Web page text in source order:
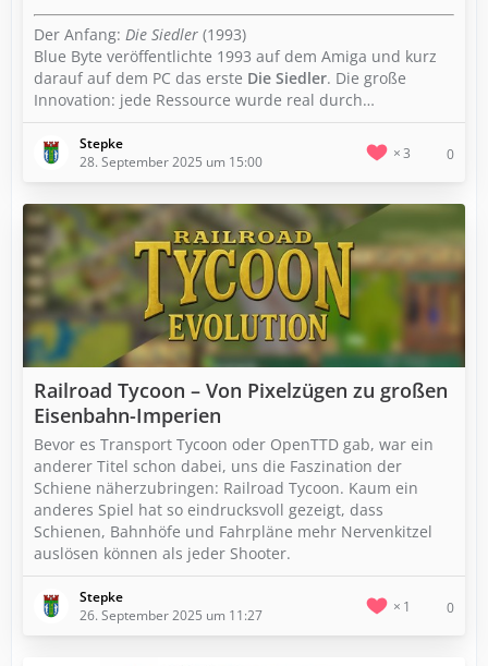
Der Anfang: Die Siedler (1993)
Blue Byte veröffentlichte 1993 auf dem Amiga und kurz
darauf auf dem PC das erste Die Siedler. Die große
Innovation: jede Ressource wurde real durch…
Stepke
28. September 2025 um 15:00
3 0
Railroad Tycoon – Von Pixelzügen zu großen
Eisenbahn-Imperien
Bevor es Transport Tycoon oder OpenTTD gab, war ein
anderer Titel schon dabei, uns die Faszination der
Schiene näherzubringen: Railroad Tycoon. Kaum ein
anderes Spiel hat so eindrucksvoll gezeigt, dass
Schienen, Bahnhöfe und Fahrpläne mehr Nervenkitzel
auslösen können als jeder Shooter.
Stepke
26. September 2025 um 11:27
1 0